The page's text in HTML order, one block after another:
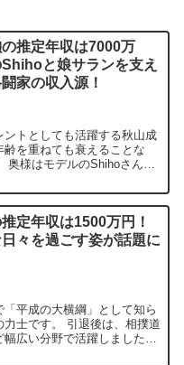
推定年収は7000万
Shihoと娘サランを支え
家の収入源！
トとしても活躍する秋山成
を重ねても衰えることな
様はモデルのShihoさん。
定年収は1500万円！
々を過ごす姿が話題に
平成の大横綱」として知ら
士です。 引退後は、相撲道
広い分野で活躍しました。